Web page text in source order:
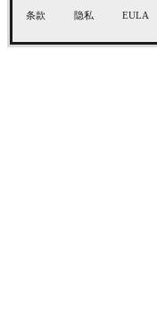
条款 隐私 EULA